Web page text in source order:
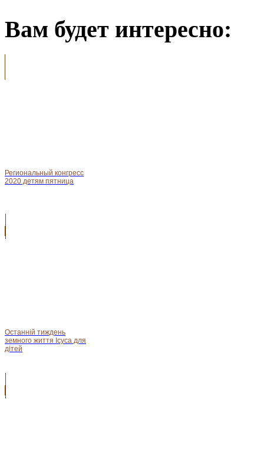
Вам будет интересно:
Региональный конгресс
2020 детям пятница
Останній тиждень
земного життя Ісуса для
дітей